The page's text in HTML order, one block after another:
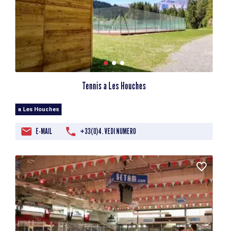
Tennis a Les Houches
a Les Houches
E-MAIL +33(0)4. VEDI NUMERO